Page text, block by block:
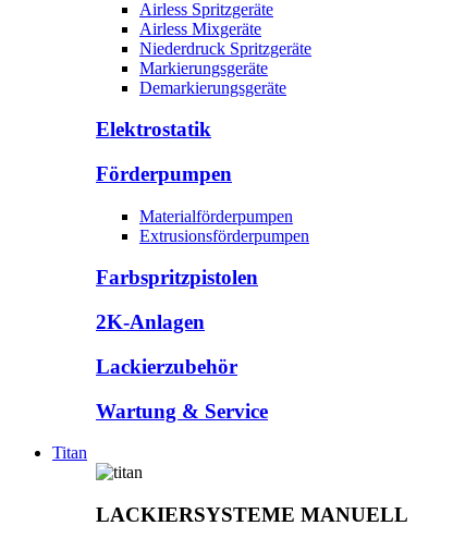
Airless Spritzgeräte
Airless Mixgeräte
Niederdruck Spritzgeräte
Markierungsgeräte
Demarkierungsgeräte
Elektrostatik
Förderpumpen
Materialförderpumpen
Extrusionsförderpumpen
Farbspritzpistolen
2K-Anlagen
Lackierzubehör
Wartung & Service
Titan
LACKIERSYSTEME MANUELL